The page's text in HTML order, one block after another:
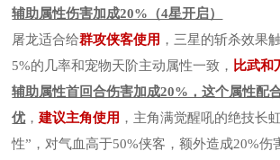
辅助属性伤害加成20%（4星开启）
屠龙适合给群攻侠客使用 ，三星的斩杀效果
5%的几率和宠物天阶主动属性一致， 比武和
辅助属性首回合伤害加成20%，这个属性配
优 ，建议主角使用 ，主角满觉醒吼的绝技长
性”，对气血高于50%侠客，额外造成20%伤